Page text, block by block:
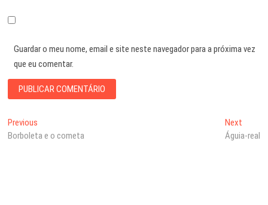
Guardar o meu nome, email e site neste navegador para a próxima vez
que eu comentar.
Navegação
de
Previous
post:
Borboleta e o cometa
NextNext
post:
Águia-real